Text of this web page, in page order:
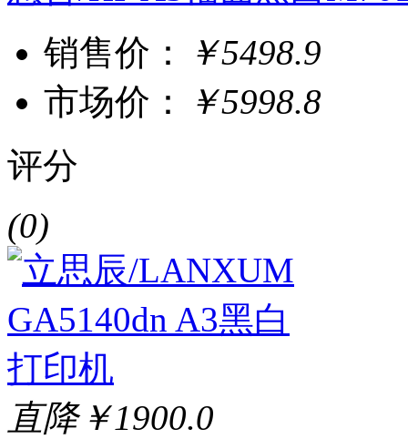
销售价：
￥5498.9
市场价：
￥5998.8
评分
(0)
直降￥1900.0